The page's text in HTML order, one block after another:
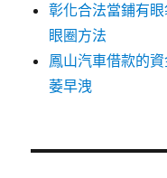
彰化合法當鋪有
眼圈方法
鳳山汽車借款的
萎早洩